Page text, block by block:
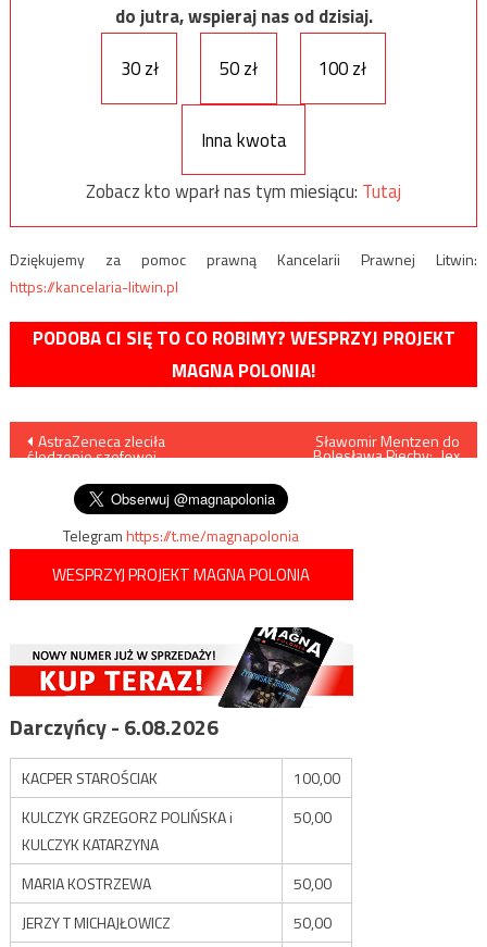
do jutra, wspieraj nas od dzisiaj.
30 zł
50 zł 100 zł
Inna kwota
Zobacz kto wparł nas tym miesiącu: Tutaj
Dziękujemy za pomoc prawną Kancelarii Prawnej Litwin:
https://kancelaria-litwin.pl
PODOBA CI SIĘ TO CO ROBIMY? WESPRZYJ PROJEKT
MAGNA POLONIA!
Nawigacja
wpisu
AstraZeneca zleciła
śledzenie szefowej
Sławomir Mentzen do
Bolesława Piechy: „lex
Telegramhttps://t.me/magnapolonia
WESPRZYJ PROJEKT MAGNA POLONIA
Darczyńcy - 6.08.2026
KACPER STAROŚCIAK
100,00
KULCZYK GRZEGORZ POLIŃSKA i
KULCZYK KATARZYNA
50,00
MARIA KOSTRZEWA
50,00
JERZY T MICHAJŁOWICZ
50,00